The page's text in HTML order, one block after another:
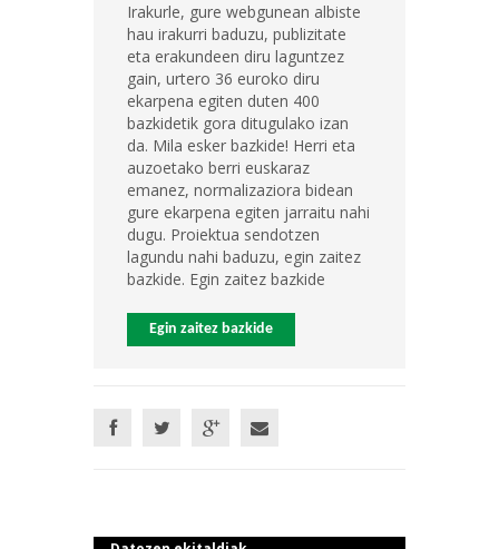
Irakurle, gure webgunean albiste
hau irakurri baduzu, publizitate
eta erakundeen diru laguntzez
gain, urtero 36 euroko diru
ekarpena egiten duten 400
bazkidetik gora ditugulako izan
da. Mila esker bazkide! Herri eta
auzoetako berri euskaraz
emanez, normalizaziora bidean
gure ekarpena egiten jarraitu nahi
dugu. Proiektua sendotzen
lagundu nahi baduzu, egin zaitez
bazkide. Egin zaitez bazkide
Egin zaitez bazkide